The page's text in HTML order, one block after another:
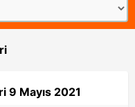
9 Mayıs 2021